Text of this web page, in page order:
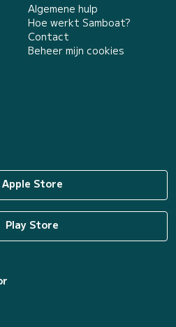
Algemene hulp
Hoe werkt Samboat?
Contact
Beheer mijn cookies
Apple Store
Play Store